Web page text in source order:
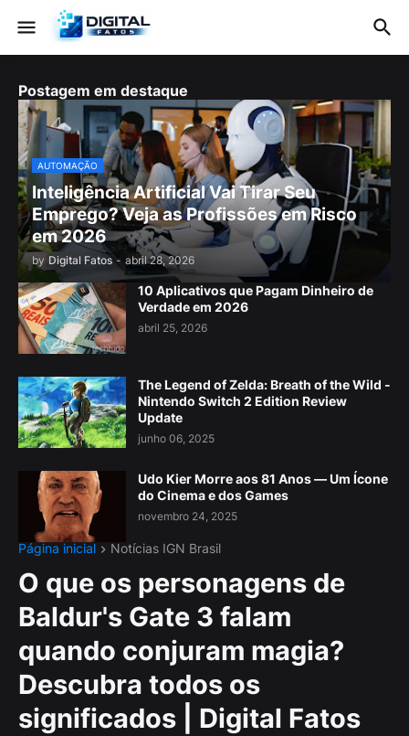
Postagem em destaque
AUTOMAÇÃO
Inteligência Artificial Vai Tirar Seu
Emprego? Veja as Profissões em Risco
em 2026
by Digital Fatos - abril 28, 2026
10 Aplicativos que Pagam Dinheiro de
Verdade em 2026
abril 25, 2026
The Legend of Zelda: Breath of the Wild -
Nintendo Switch 2 Edition Review
Update
junho 06, 2025
Udo Kier Morre aos 81 Anos — Um Ícone
do Cinema e dos Games
novembro 24, 2025
Página inicial Notícias IGN Brasil
O que os personagens de
Baldur's Gate 3 falam
quando conjuram magia?
Descubra todos os
significados | Digital Fatos